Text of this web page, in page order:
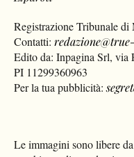
Registrazione Tribunale
Contatti:
Edito da: Inpagina Srl, via
PI 11299360963
Per la tua pubblicità:
Le immagini sono libere